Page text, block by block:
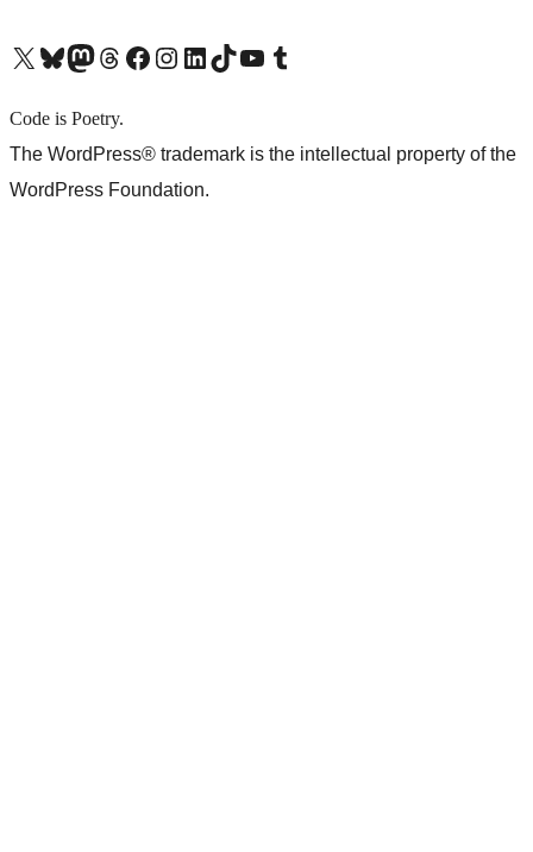
X (旧 Twitter) アカウントへBluesky アカウントへMastodon アカウントへThreads アカウントへ Facebook ページへInstagram アカウントへ LinkedIn アカウントへTikTok アカウントへYouTube チャンネルへ Tumblr アカウントへ
Code is Poetry.
The WordPress® trademark is the intellectual property of the
WordPress Foundation.